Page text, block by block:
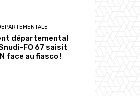
départemental
FO 67 saisit
face au fiasco !